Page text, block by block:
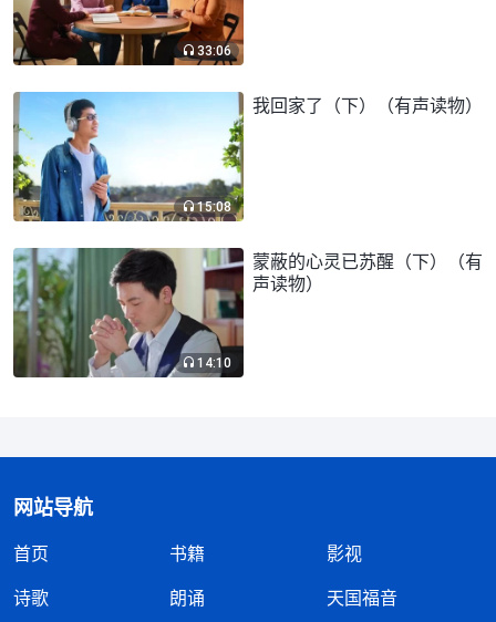
33:06
15:08
我回家了（下）（有声读物）
14:10
蒙蔽的心灵已苏醒（下）（有
声读物）
网站导航
首页 书籍
影视
诗歌
朗诵
天国福音